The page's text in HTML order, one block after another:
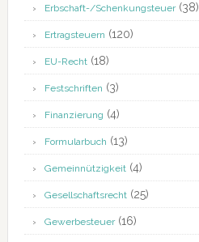
Erbschaft-/Schenkungsteuer(38)
Ertragsteuern (120)
EU-Recht(18)
Festschriften (3)
Finanzierung (4)
Formularbuch (13)
Gemeinnützigkeit(4)
Gesellschaftsrecht(25)
Gewerbesteuer(16)